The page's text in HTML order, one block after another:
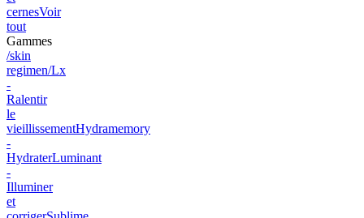
cernesVoir
tout
Gammes
/skin
regimen/Lx
-
Ralentir
le
vieillissementHydramemory
-
HydraterLuminant
-
Illuminer
et